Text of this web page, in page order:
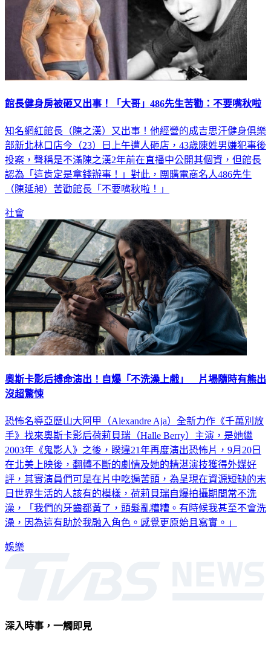
館長健身房被砸又出事！「大哥」486先生苦勸：不要嘴秋啦
知名網紅館長（陳之漢）又出事！他經營的成吉思汗健身俱樂
部新北林口店今（23）日上午遭人砸店，43歲陳姓男嫌犯事後
投案，聲稱是不滿陳之漢2年前在直播中公開其個資，但館長
認為「這肯定是拿錢辦事！」對此，團購電商名人486先生
（陳延昶）苦勸館長「不要嘴秋啦！」
社會
奧斯卡影后搏命演出！自爆「不洗澡上戲」 片場隨時有熊出
沒超驚悚
恐怖名導亞歷山大阿甲（Alexandre Aja）全新力作《千萬別放
手》找來奧斯卡影后荷莉貝瑞（Halle Berry）主演，是她繼
2003年《鬼影人》之後，睽違21年再度演出恐怖片，9月20日
在北美上映後，翻轉不斷的劇情及她的精湛演技獲得外媒好
評，其實演員們可是在片中吃遍苦頭，為呈現在資源短缺的末
日世界生活的人該有的模樣，荷莉貝瑞自爆拍攝期間常不洗
澡，「我們的牙齒都黃了，頭髮亂糟糟。有時候我甚至不會洗
澡，因為這有助於我融入角色。感覺更原始且寫實。」
娛樂
深入時事，一觸即見